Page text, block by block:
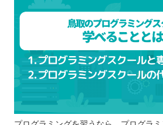
ールを選ぶことが重要！
仕事終わりに学習した
短期集中でスキルを習
未経験からエンジニア
資格を取得したい